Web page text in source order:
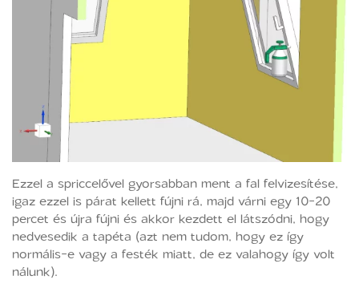
Ezzel a spriccelővel gyorsabban ment a fal felvizesítése,
igaz ezzel is párat kellett fújni rá, majd várni egy 10-20
percet és újra fújni és akkor kezdett el látszódni, hogy
nedvesedik a tapéta (azt nem tudom, hogy ez így
normális-e vagy a festék miatt, de ez valahogy így volt
nálunk).